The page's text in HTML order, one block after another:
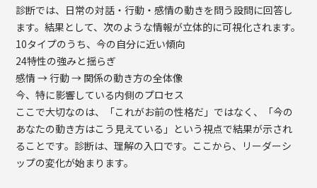
診断では、日常の対話・行動・感情の動きを問う設問に回答し
ます。結果として、次のような情報が立体的に可視化されます。
10タイプのうち、今の自分に近い傾向
24特性の強みと揺らぎ
感情 → 行動 → 関係の動き方の全体像
今、特に影響している内側のプロセス
ここで大切なのは、「これがお前の性格だ」ではなく、「今の
あなたの動き方はこう見えている」という視点で結果が示され
ることです。診断は、理解の入口です。ここから、リーダーシ
ップの変化が始まります。